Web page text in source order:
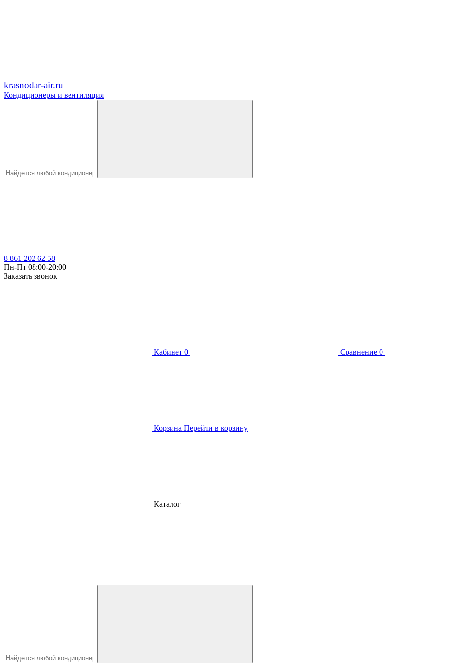
krasnodar-air.ru
Кондиционеры и вентиляция
8 861 202 62 58
Пн-Пт 08:00-20:00
Заказать звонок
Кабинет 0 Сравнение 0
Корзина Перейти в корзину
Каталог